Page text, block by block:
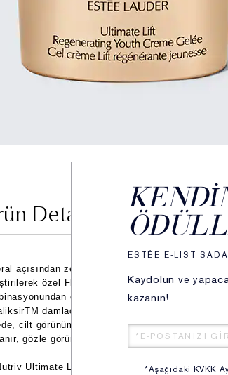
Detayları
açısından zengin iyonik su ile iki farklı nadir
özel FloralixirTM Özü elde edilmiştir.
oluşan Floraliksir Özü cildi yeniler
damlacığının, ciltteki doğal hücreler
cilt görünümünü tümüyle yenilediği
gözle görünür ölçüde güçlenir ve kendini
Ultimate Lift Regenerating Youth Jel Yüz
ESTÉE E-LIST
Kaydolun ve
kazanın!
*Aşağıdaki KVKK